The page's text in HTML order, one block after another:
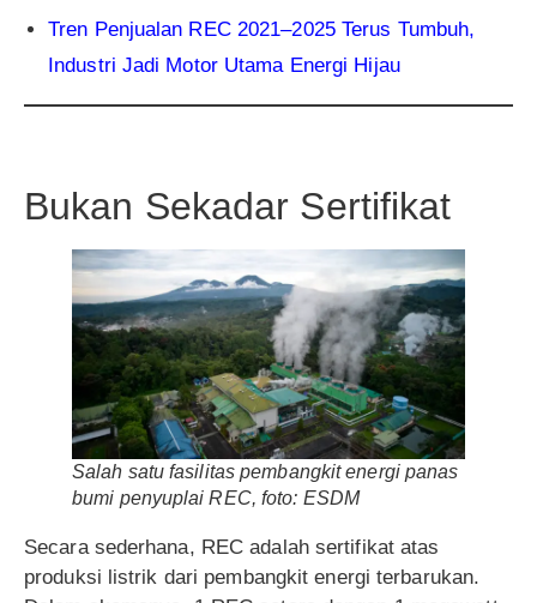
Tren Penjualan REC 2021–2025 Terus Tumbuh,
Industri Jadi Motor Utama Energi Hijau
Bukan Sekadar Sertifikat
Salah satu fasilitas pembangkit energi panas
bumi penyuplai REC, foto: ESDM
Secara sederhana, REC adalah sertifikat atas
produksi listrik dari pembangkit energi terbarukan.